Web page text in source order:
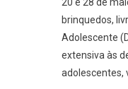
20 e 28 de
brinquedos,
Adolescente
extensiva às
adolescentes,